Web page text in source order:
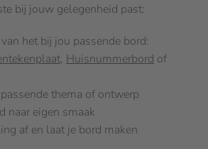
bij jouw gelegenheid past:
het bij jou passende bord:
, Huisnummerbord of
thema of ontwerp
eigen smaak
af en laat je bord maken